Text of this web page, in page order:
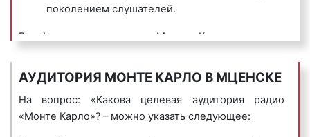
4) музыкальные логотипы– это радиоролики, в
которых название фирмы или ее бренд
исполняется нараспев. Одним из самых известных
поколением слушателей.
В эфир радиостанции «Монте Карло» выходят
Музыка, звучащая на Радио «Monte Carlo», и ее
информационное наполнение привлекают
внимание большого числа слушателей. Формат
АУДИТОРИЯ МОНТЕ КАРЛО В МЦЕНСКЕ
На вопрос: «Какова целевая аудитория радио
«Монте Карло»? – можно указать следующее: